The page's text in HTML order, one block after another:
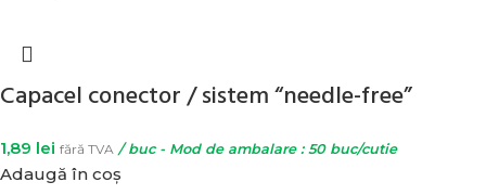
Capacel conector / sistem “needle-free”
1,89 lei fără TVA / buc - Mod de ambalare : 50 buc/cutie
Adaugă în coș